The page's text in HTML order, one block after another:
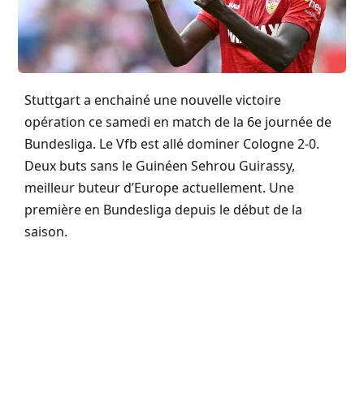
Stuttgart a enchainé une nouvelle victoire
opération ce samedi en match de la 6e journée de
Bundesliga. Le Vfb est allé dominer Cologne 2-0.
Deux buts sans le Guinéen Sehrou Guirassy,
meilleur buteur d’Europe actuellement. Une
première en Bundesliga depuis le début de la
saison.